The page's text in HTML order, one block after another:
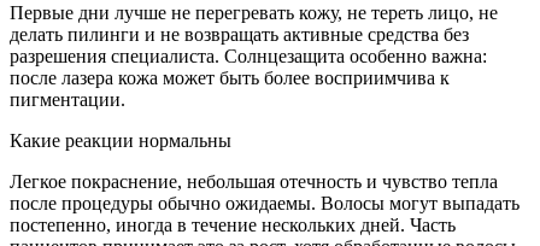
Первые дни лучше не перегревать кожу, не тереть лицо, не
делать пилинги и не возвращать активные средства без
разрешения специалиста. Солнцезащита особенно важна:
после лазера кожа может быть более восприимчива к
пигментации.
Какие реакции нормальны
Легкое покраснение, небольшая отечность и чувство тепла
после процедуры обычно ожидаемы. Волосы могут выпадать
постепенно, иногда в течение нескольких дней. Часть